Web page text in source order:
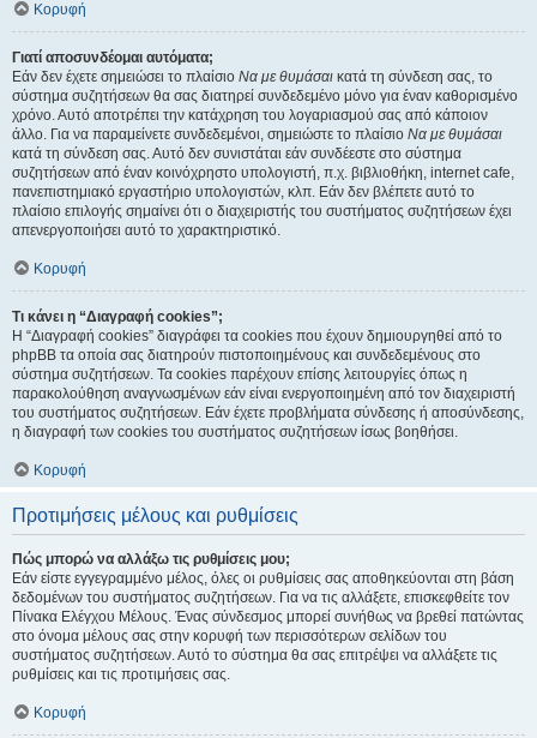
Κορυφή
Γιατί αποσυνδέομαι αυτόματα;
Εάν δεν έχετε σημειώσει το πλαίσιο Να με θυμάσαι κατά τη σύνδεση σας, το
σύστημα συζητήσεων θα σας διατηρεί συνδεδεμένο μόνο για έναν καθορισμένο
χρόνο. Αυτό αποτρέπει την κατάχρηση του λογαριασμού σας από κάποιον
άλλο. Για να παραμείνετε συνδεδεμένοι, σημειώστε το πλαίσιο Να με θυμάσαι
κατά τη σύνδεση σας. Αυτό δεν συνιστάται εάν συνδέεστε στο σύστημα
συζητήσεων από έναν κοινόχρηστο υπολογιστή, π.χ. βιβλιοθήκη, internet cafe,
πανεπιστημιακό εργαστήριο υπολογιστών, κλπ. Εάν δεν βλέπετε αυτό το
πλαίσιο επιλογής σημαίνει ότι ο διαχειριστής του συστήματος συζητήσεων έχει
απενεργοποιήσει αυτό το χαρακτηριστικό.
Κορυφή
Τι κάνει η “Διαγραφή cookies”;
Η “Διαγραφή cookies” διαγράφει τα cookies που έχουν δημιουργηθεί από το
phpBB τα οποία σας διατηρούν πιστοποιημένους και συνδεδεμένους στο
σύστημα συζητήσεων. Τα cookies παρέχουν επίσης λειτουργίες όπως η
παρακολούθηση αναγνωσμένων εάν είναι ενεργοποιημένη από τον διαχειριστή
του συστήματος συζητήσεων. Εάν έχετε προβλήματα σύνδεσης ή αποσύνδεσης,
η διαγραφή των cookies του συστήματος συζητήσεων ίσως βοηθήσει.
Κορυφή
Προτιμήσεις μέλους και ρυθμίσεις
Πώς μπορώ να αλλάξω τις ρυθμίσεις μου;
Εάν είστε εγγεγραμμένο μέλος, όλες οι ρυθμίσεις σας αποθηκεύονται στη βάση
δεδομένων του συστήματος συζητήσεων. Για να τις αλλάξετε, επισκεφθείτε τον
Πίνακα Ελέγχου Μέλους. Ένας σύνδεσμος μπορεί συνήθως να βρεθεί πατώντας
στο όνομα μέλους σας στην κορυφή των περισσότερων σελίδων του
συστήματος συζητήσεων. Αυτό το σύστημα θα σας επιτρέψει να αλλάξετε τις
ρυθμίσεις και τις προτιμήσεις σας.
Κορυφή